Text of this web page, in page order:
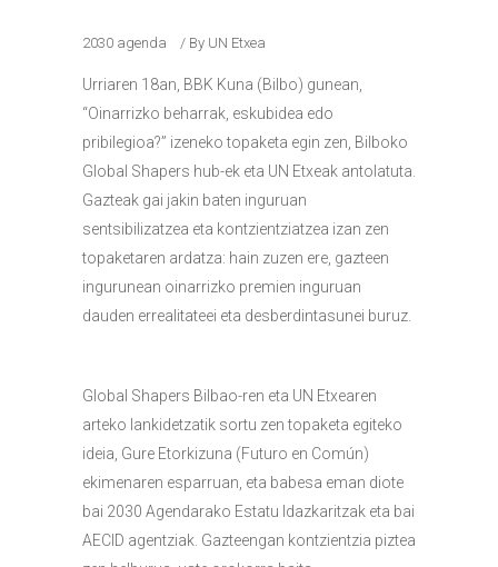
2030 agenda By UN Etxea
Urriaren 18an, BBK Kuna (Bilbo) gunean,
“Oinarrizko beharrak, eskubidea edo
pribilegioa?” izeneko topaketa egin zen, Bilboko
Global Shapers hub-ek eta UN Etxeak antolatuta.
Gazteak gai jakin baten inguruan
sentsibilizatzea eta kontzientziatzea izan zen
topaketaren ardatza: hain zuzen ere, gazteen
ingurunean oinarrizko premien inguruan
dauden errealitateei eta desberdintasunei buruz.
Global Shapers Bilbao-ren eta UN Etxearen
arteko lankidetzatik sortu zen topaketa egiteko
ideia, Gure Etorkizuna (Futuro en Común)
ekimenaren esparruan, eta babesa eman diote
bai 2030 Agendarako Estatu Idazkaritzak eta bai
AECID agentziak. Gazteengan kontzientzia piztea